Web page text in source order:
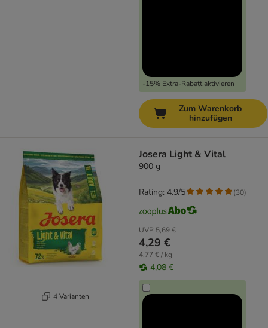
-15% Extra-Rabatt aktivieren
Zum Warenkorb
hinzufügen
4 Varianten
Josera Light & Vital
900 g
UVP 5,69 €
4,29 €
4,77 € / kg
4,08 €
Rating: 4.9/5 (30)